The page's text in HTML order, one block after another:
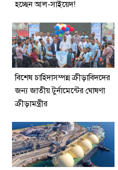
হচ্ছেন আল-সাইয়েদ!
বিশেষ চাহিদাসম্পন্ন ক্রীড়াবিদদের
জন্য জাতীয় টুর্নামেন্টের ঘোষণা
ক্রীড়ামন্ত্রীর